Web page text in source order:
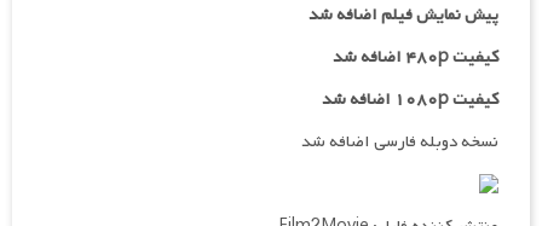
پیش نمایش فیلم اضافه شد
کیفیت ۴۸۰p اضافه شد
کیفیت ۱۰۸۰p اضافه شد
نسخه دوبله فارسی اضافه شد